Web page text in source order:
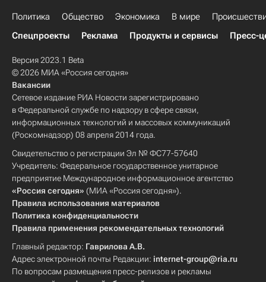
Политика Общество Экономика В мире
Спецпроекты
Реклама Продукты и сервисы Пресс-
Версия 2023.1 Beta
© 2026 МИА «Россия сегодня»
Вакансии
Сетевое издание РИА Новости зарегистрировано
в Федеральной службе по надзору в сфере связи,
информационных технологий и массовых коммуникаций
(Роскомнадзор) 08 апреля 2014 года.
Свидетельство о регистрации Эл № ФС77-57640
Учредитель: Федеральное государственное унитарное
предприятие Международное информационное агентство
«Россия сегодня» (МИА «Россия сегодня»).
Правила использования материалов
Политика конфиденциальности
Правила применения рекомендательных технологий
Главный редактор: Гаврилова А.В.
Адрес электронной почты Редакции: internet-group@ria.ru
По вопросам размещения пресс-релизов и рекламы